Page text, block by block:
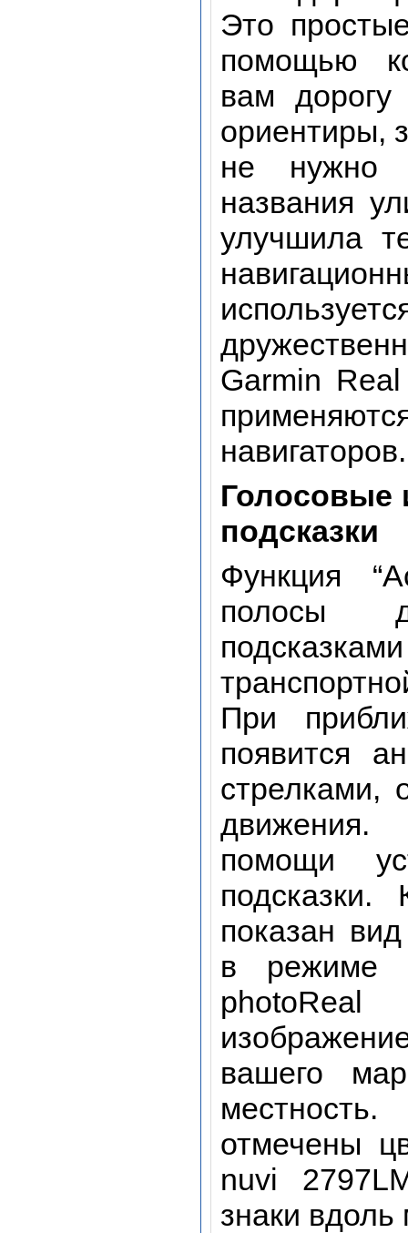
Это
помощью
вам дорогу
ориентиры,
не нужно
названия
улучшила
Garmin
навигаторов.
Голосовые
подсказки
Функция
полосы
При
появится
стрелками,
движения.
помощи
показан
в режиме
photoReal
вашего
отмечены
nuvi
знаки